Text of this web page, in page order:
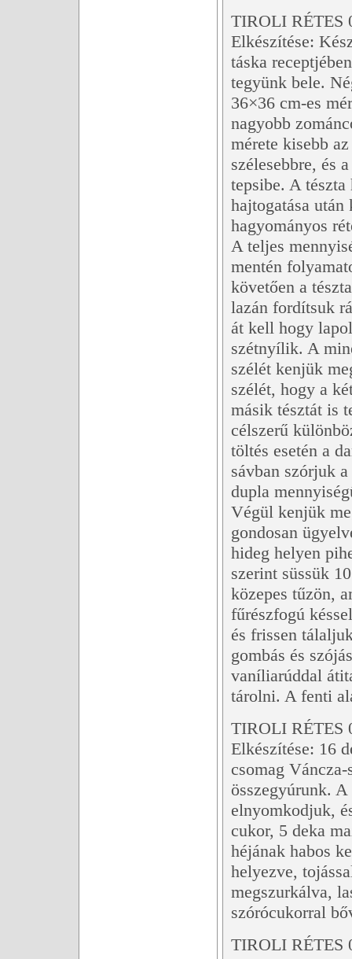
TIROLI RÉTES
Elkészítése:
táska
tegyünk bele.
36×36 cm-es
nagyobb
mérete kisebb
szélesebbre, és
tepsibe. A
hajtogatása
hagyományos
A teljes
mentén
követően a
lazán fordítsuk
át kell hogy
szétnyílik. A
szélét kenjük
szélét, hogy a
másik tésztát is
célszerű
töltés esetén a
sávban szórjuk
dupla
Végül kenjük
gondosan
hideg helyen
szerint süssük
közepes tűzön,
fűrészfogú
és frissen
gombás és
vaníliarúddal
tárolni. A fenti
TIROLI RÉTES
Elkészítése: 16
csomag
összegyúrunk.
elnyomkodjuk,
cukor, 5 deka
héjának habos
helyezve,
megszurkálva,
szórócukorral
TIROLI RÉTES